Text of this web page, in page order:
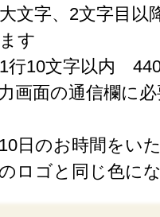
大文字、2文字目以
ます
1行10文字以内
画面の通信欄に
日のお時間をい
ロゴと同じ色に